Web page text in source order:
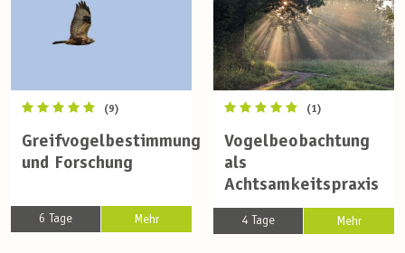
(9)
Greifvogelbestimmung
und Forschung
6 Tage Mehr
(1)
Vogelbeobachtung
als
Achtsamkeitspraxis
4 Tage Mehr